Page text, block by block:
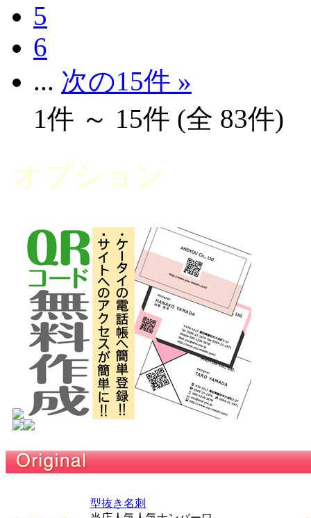
5
6
... 次の15件 »
1件 ～ 15件 (全 83件)
オプション
型抜き名刺